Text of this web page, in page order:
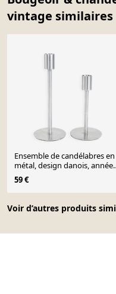
vintage similaires
Voir d’autres produits
Ensemble de candélabres en
métal, design danois, années
1970, fabriqué au Danemark.
59 €